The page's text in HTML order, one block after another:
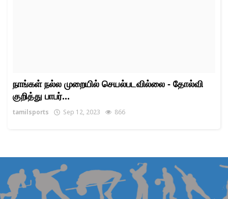
நாங்கள் நல்ல முறையில் செயல்படவில்லை - தோல்வி
குறித்து பாபர்...
tamilsports Sep 12, 2023 866